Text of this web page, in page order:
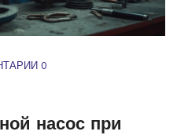
0
насос при